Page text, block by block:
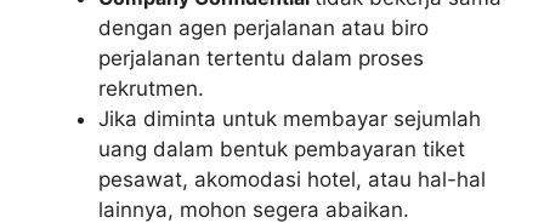
dengan agen perjalanan atau biro
perjalanan tertentu dalam proses
rekrutmen.
Jika diminta untuk membayar sejumlah
uang dalam bentuk pembayaran tiket
pesawat, akomodasi hotel, atau hal-hal
lainnya, mohon segera abaikan.